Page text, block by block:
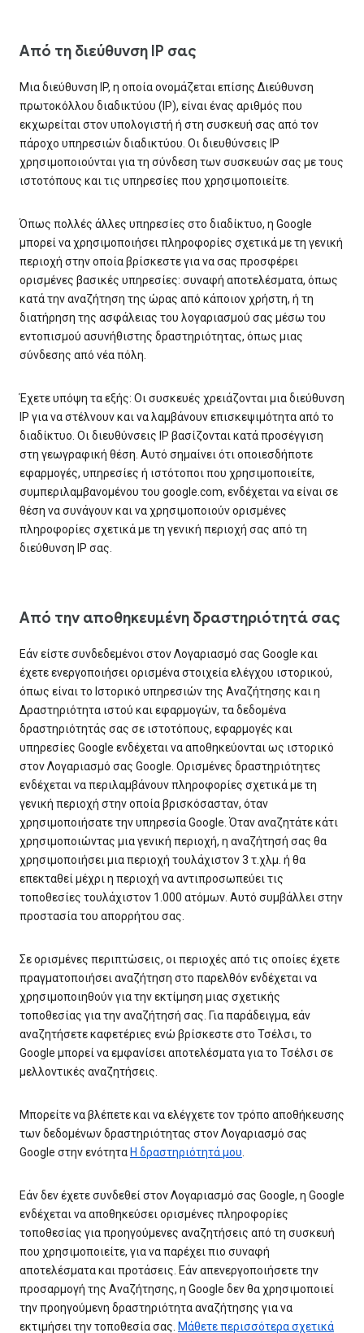
Από τη διεύθυνση IP σας
Μια διεύθυνση IP, η οποία ονομάζεται επίσης Διεύθυνση
πρωτοκόλλου διαδικτύου (IP), είναι ένας αριθμός που
εκχωρείται στον υπολογιστή ή στη συσκευή σας από τον
πάροχο υπηρεσιών διαδικτύου. Οι διευθύνσεις IP
χρησιμοποιούνται για τη σύνδεση των συσκευών σας με τους
ιστοτόπους και τις υπηρεσίες που χρησιμοποιείτε.
Όπως πολλές άλλες υπηρεσίες στο διαδίκτυο, η Google
μπορεί να χρησιμοποιήσει πληροφορίες σχετικά με τη γενική
περιοχή στην οποία βρίσκεστε για να σας προσφέρει
ορισμένες βασικές υπηρεσίες: συναφή αποτελέσματα, όπως
κατά την αναζήτηση της ώρας από κάποιον χρήστη, ή τη
διατήρηση της ασφάλειας του λογαριασμού σας μέσω του
εντοπισμού ασυνήθιστης δραστηριότητας, όπως μιας
σύνδεσης από νέα πόλη.
Έχετε υπόψη τα εξής: Οι συσκευές χρειάζονται μια διεύθυνση
IP για να στέλνουν και να λαμβάνουν επισκεψιμότητα από το
διαδίκτυο. Οι διευθύνσεις IP βασίζονται κατά προσέγγιση
στη γεωγραφική θέση. Αυτό σημαίνει ότι οποιεσδήποτε
εφαρμογές, υπηρεσίες ή ιστότοποι που χρησιμοποιείτε,
συμπεριλαμβανομένου του google.com, ενδέχεται να είναι σε
θέση να συνάγουν και να χρησιμοποιούν ορισμένες
πληροφορίες σχετικά με τη γενική περιοχή σας από τη
διεύθυνση IP σας.
Από την αποθηκευμένη δραστηριότητά σας
Εάν είστε συνδεδεμένοι στον Λογαριασμό σας Google και
έχετε ενεργοποιήσει ορισμένα στοιχεία ελέγχου ιστορικού,
όπως είναι το Ιστορικό υπηρεσιών της Αναζήτησης και η
Δραστηριότητα ιστού και εφαρμογών, τα δεδομένα
δραστηριότητάς σας σε ιστοτόπους, εφαρμογές και
υπηρεσίες Google ενδέχεται να αποθηκεύονται ως ιστορικό
στον Λογαριασμό σας Google. Ορισμένες δραστηριότητες
ενδέχεται να περιλαμβάνουν πληροφορίες σχετικά με τη
γενική περιοχή στην οποία βρισκόσασταν, όταν
χρησιμοποιήσατε την υπηρεσία Google. Όταν αναζητάτε κάτι
χρησιμοποιώντας μια γενική περιοχή, η αναζήτησή σας θα
χρησιμοποιήσει μια περιοχή τουλάχιστον 3 τ.χλμ. ή θα
επεκταθεί μέχρι η περιοχή να αντιπροσωπεύει τις
τοποθεσίες τουλάχιστον 1.000 ατόμων. Αυτό συμβάλλει στην
προστασία του απορρήτου σας.
Σε ορισμένες περιπτώσεις, οι περιοχές από τις οποίες έχετε
πραγματοποιήσει αναζήτηση στο παρελθόν ενδέχεται να
χρησιμοποιηθούν για την εκτίμηση μιας σχετικής
τοποθεσίας για την αναζήτησή σας. Για παράδειγμα, εάν
αναζητήσετε καφετέριες ενώ βρίσκεστε στο Τσέλσι, το
Google μπορεί να εμφανίσει αποτελέσματα για το Τσέλσι σε
μελλοντικές αναζητήσεις.
Μπορείτε να βλέπετε και να ελέγχετε τον τρόπο αποθήκευσης
των δεδομένων δραστηριότητας στον Λογαριασμό σας
Google στην ενότηταΗ δραστηριότητά μου
Εάν δεν έχετε συνδεθεί στον Λογαριασμό σας Google, η Google
ενδέχεται να αποθηκεύσει ορισμένες πληροφορίες
τοποθεσίας για προηγούμενες αναζητήσεις από τη συσκευή
που χρησιμοποιείτε, για να παρέχει πιο συναφή
αποτελέσματα και προτάσεις. Εάν απενεργοποιήσετε την
προσαρμογή της Αναζήτησης, η Google δεν θα χρησιμοποιεί
την προηγούμενη δραστηριότητα αναζήτησης για να
εκτιμήσει την τοποθεσία σας. Μάθετε περισσότερα σχετικά